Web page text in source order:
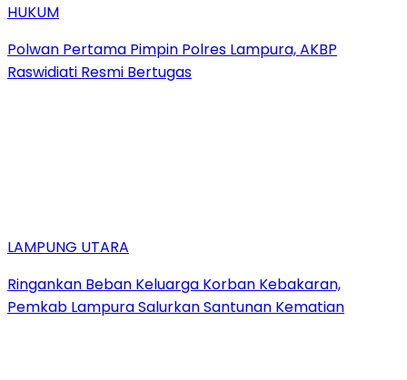
HUKUM
Polwan Pertama Pimpin Polres Lampura, AKBP
Raswidiati Resmi Bertugas
LAMPUNG UTARA
Ringankan Beban Keluarga Korban Kebakaran,
Pemkab Lampura Salurkan Santunan Kematian